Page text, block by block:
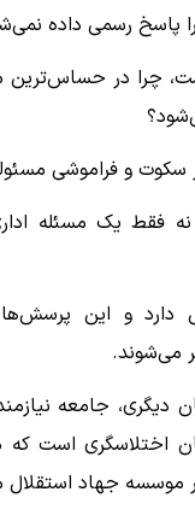
پاسخ رسمی داده
چرا در حساس‌ترین
سکوت و فراموشی
فقط یک مسئله
دارد و این
می‌شوند.
دیگری، جامعه
اختلاسگری است که
موسسه جهاد